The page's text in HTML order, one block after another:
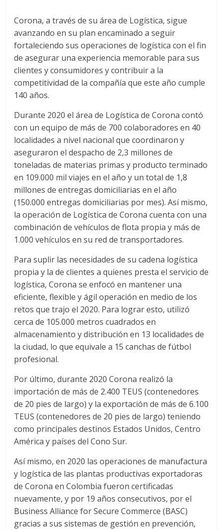
n
a
–
T
r
a
n
s
p
o
r
t
e
d
e
E
q
u
Corona, a través de su área de Logística, sigue
avanzando en su plan encaminado a seguir
fortaleciendo sus operaciones de logística con el fin
de asegurar una experiencia memorable para sus
clientes y consumidores y contribuir a la
competitividad de la compañía que este año cumple
140 años.
Durante 2020 el área de Logística de Corona contó
con un equipo de más de 700 colaboradores en 40
localidades a nivel nacional que coordinaron y
aseguraron el despacho de 2,3 millones de
toneladas de materias primas y producto terminado
en 109.000 mil viajes en el año y un total de 1,8
millones de entregas domiciliarias en el año
(150.000 entregas domiciliarias por mes). Así mismo,
la operación de Logística de Corona cuenta con una
combinación de vehículos de flota propia y más de
1.000 vehículos en su red de transportadores.
Para suplir las necesidades de su cadena logística
propia y la de clientes a quienes presta el servicio de
logística, Corona se enfocó en mantener una
eficiente, flexible y ágil operación en medio de los
retos que trajo el 2020. Para lograr esto, utilizó
cerca de 105.000 metros cuadrados en
almacenamiento y distribución en 13 localidades de
la ciudad, lo que equivale a 15 canchas de fútbol
profesional.
Por último, durante 2020 Corona realizó la
importación de más de 2.400 TEUS (contenedores
de 20 pies de largo) y la exportación de más de 6.100
TEUS (contenedores de 20 pies de largo) teniendo
como principales destinos Estados Unidos, Centro
América y países del Cono Sur.
Así mismo, en 2020 las operaciones de manufactura
y logística de las plantas productivas exportadoras
de Corona en Colombia fueron certificadas
nuevamente, y por 19 años consecutivos, por el
Business Alliance for Secure Commerce (BASC)
gracias a sus sistemas de gestión en prevención,